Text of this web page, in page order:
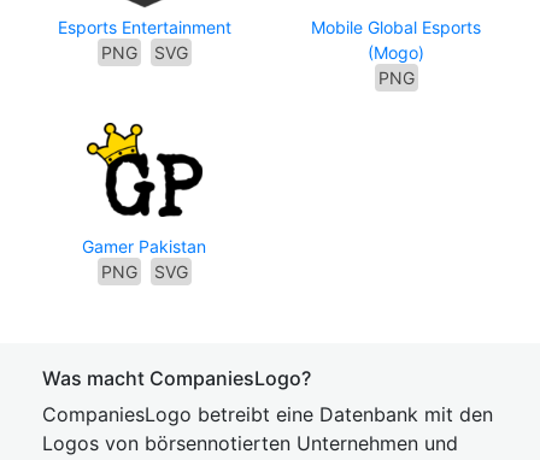
Esports Entertainment
PNG
SVG
Mobile Global Esports
(Mogo)
PNG
Gamer Pakistan
PNG
SVG
Was macht CompaniesLogo?
CompaniesLogo betreibt eine Datenbank mit den
Logos von börsennotierten Unternehmen und